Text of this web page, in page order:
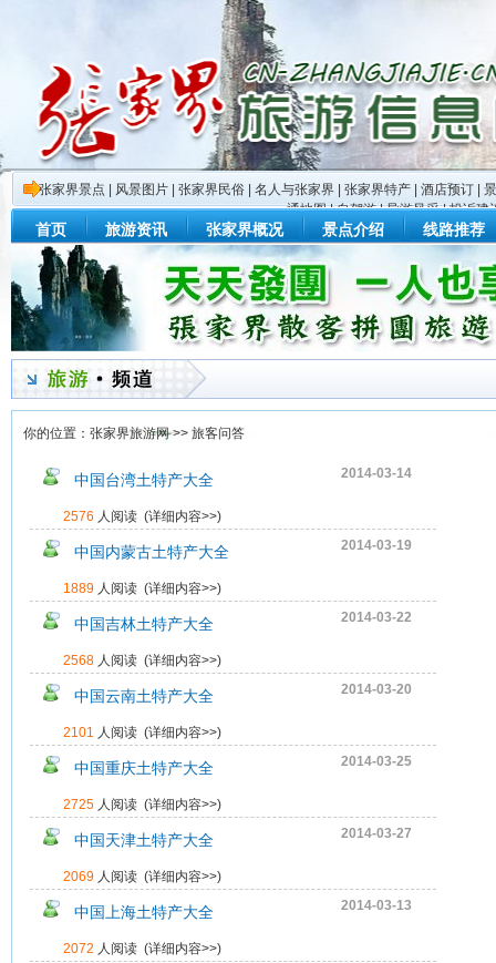
张家界景点 风景图片 张家界民俗 名人与张家界 张家界特产 酒店预订
通地图|自驾游|导游风采|投诉建
首页 旅游资讯 张家界概况 景点介绍 线路推荐
你的位置： 张家界旅游网>> 旅客问答
2014-03-14
中国台湾土特产大全
2576 人阅读 (详细内容>>)
2014-03-19
中国内蒙古土特产大全
1889人阅读 (详细内容>>)
2014-03-22
中国吉林土特产大全
2568人阅读 (详细内容>>)
2014-03-20
中国云南土特产大全
2101 人阅读 (详细内容>>)
2014-03-25
中国重庆土特产大全
2725人阅读 (详细内容>>)
2014-03-27
中国天津土特产大全
2069人阅读 (详细内容>>)
2014-03-13
中国上海土特产大全
2072 人阅读 (详细内容>>)